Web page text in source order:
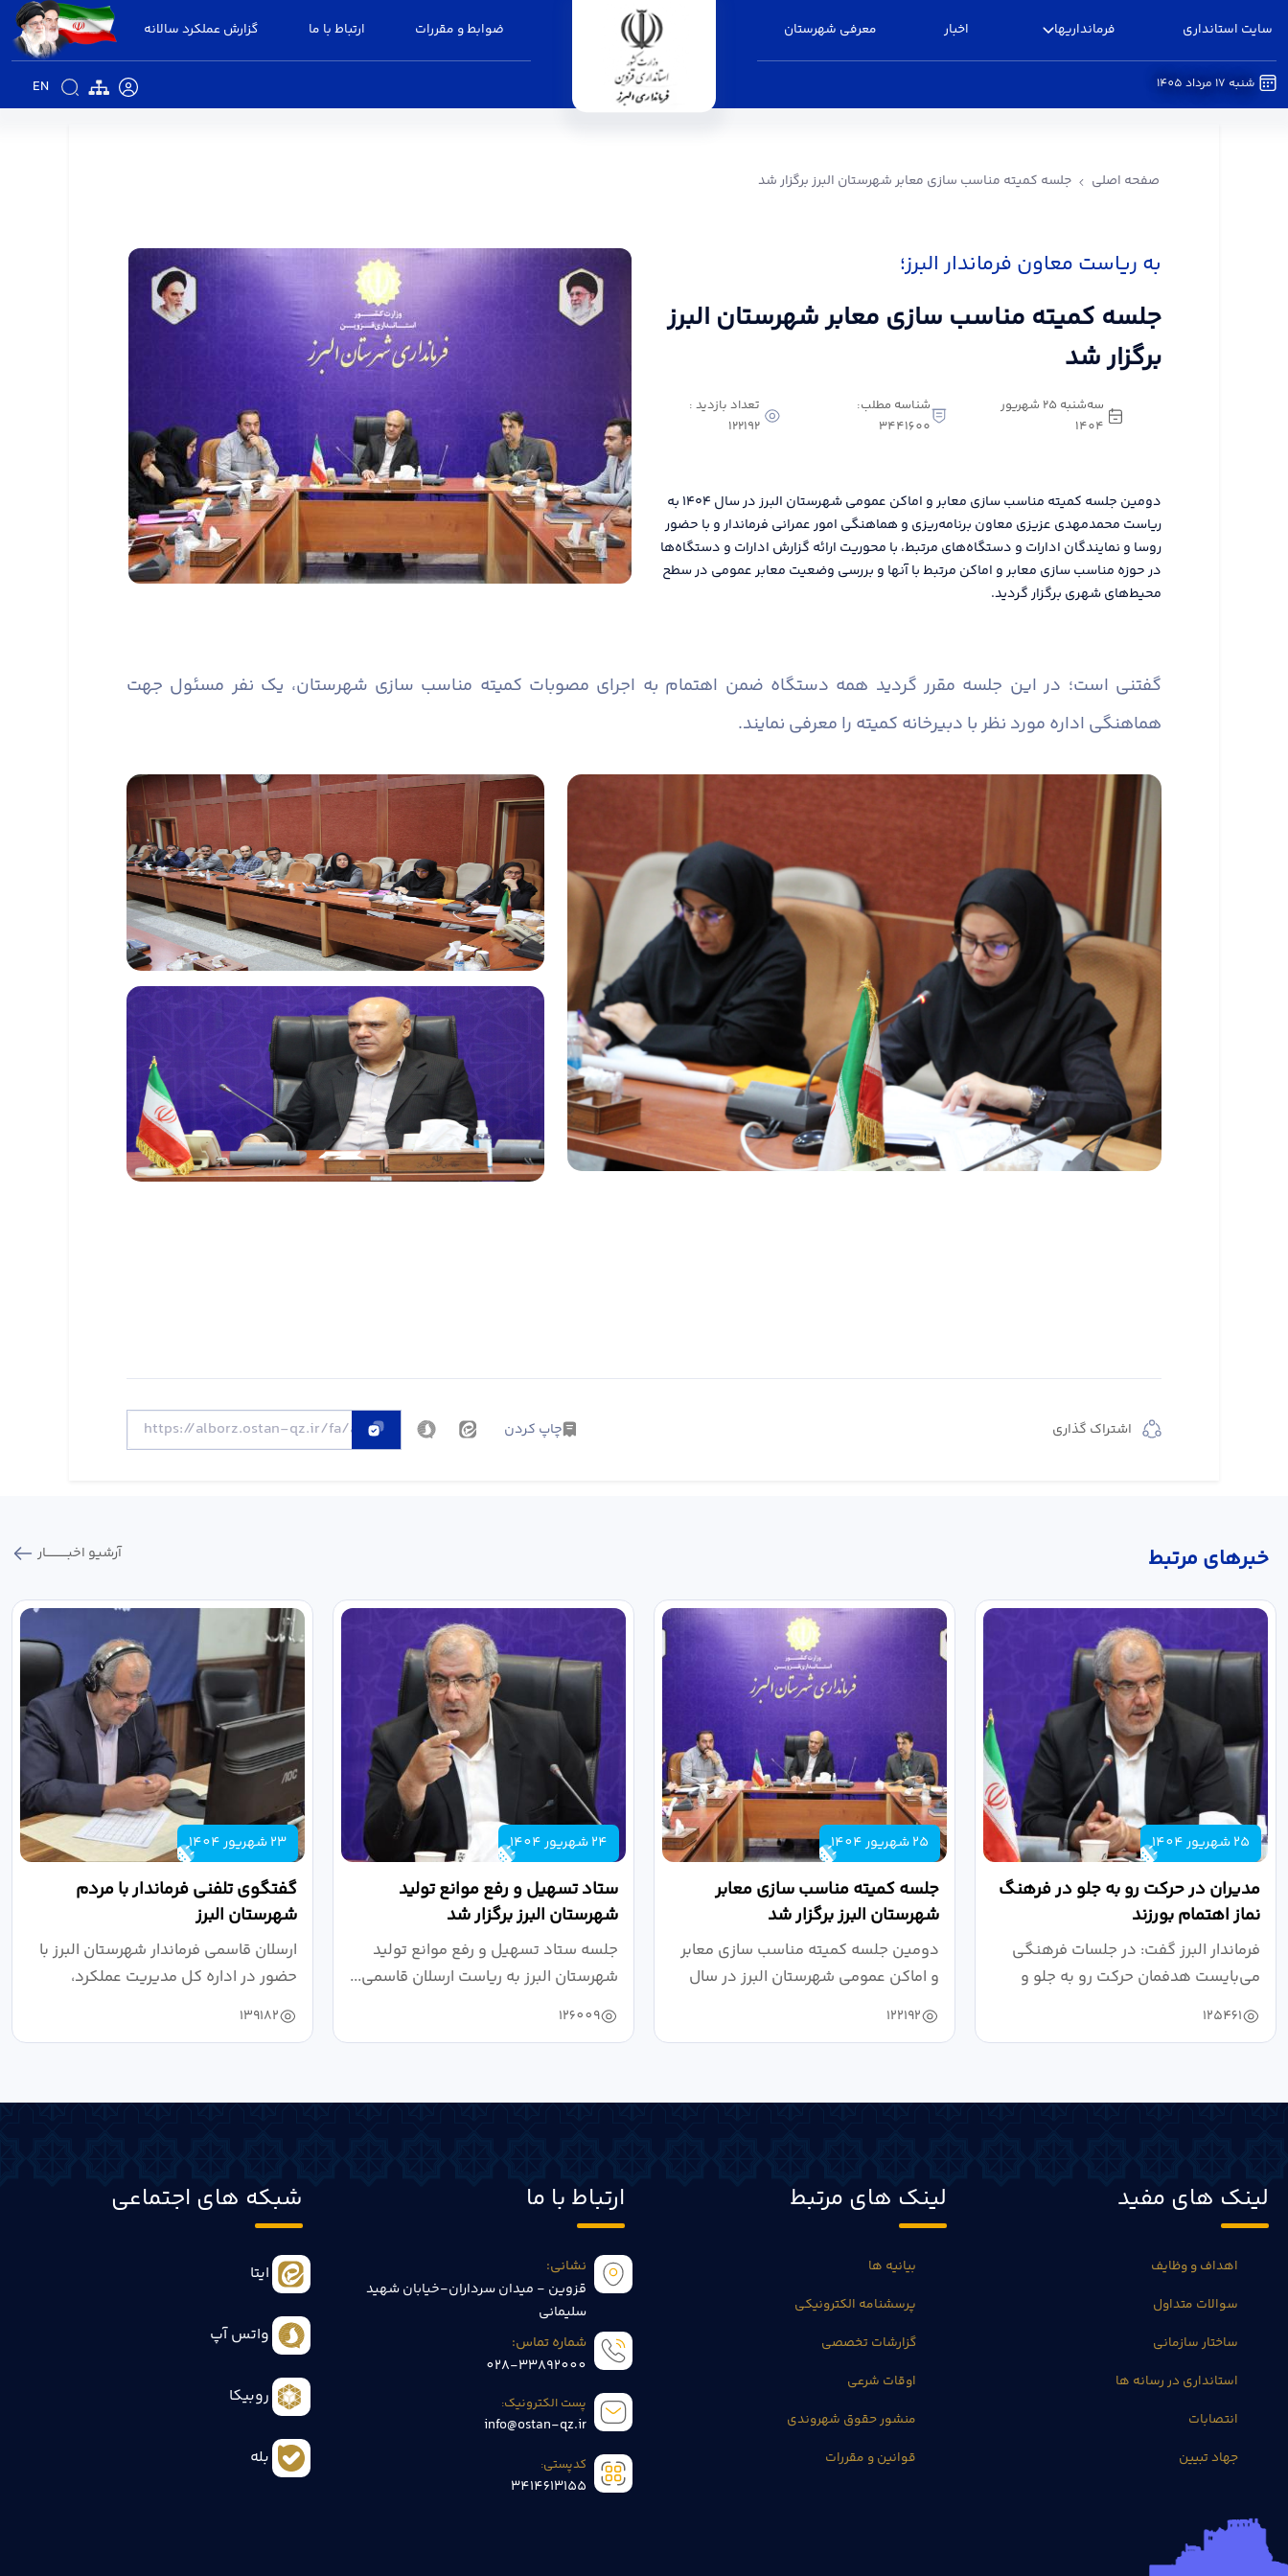
سایت استانداری فرمانداریها اخبار معرفی شهرستان ضوابط و مقررات ارتباط با ما گزارش عملکرد سالانه
EN شنبه 17 مرداد 1405
صفحه اصلی جلسه کمیته مناسب سازی معابر شهرستان البرز برگزار شد
به ریاست معاون فرماندار البرز؛
جلسه کمیته مناسب سازی معابر شهرستان البرز
برگزار شد
سه‌شنبه 25 شهریور
1404
شناسه مطلب:
3441600
تعداد بازدید :
122192
دومین جلسه کمیته مناسب سازی معابر و اماکن عمومی شهرستان البرز در سال ۱۴۰۴ به
ریاست محمدمهدی عزیزی معاون برنامه‌ریزی و هماهنگی امور عمرانی فرماندار و با حضور
روسا و نمایندگان ادارات و دستگاه‌های مرتبط، با محوریت ارائه گزارش ادارات و دستگاه‌ها
در حوزه مناسب سازی معابر و اماکن مرتبط با آنها و بررسی وضعیت معابر عمومی در سطح
محیط‌های شهری برگزار گردید.
گفتنی است؛ در این جلسه مقرر گردید همه دستگاه ضمن اهتمام به اجرای مصوبات کمیته مناسب سازی شهرستان، یک نفر مسئول جهت
هماهنگی اداره مورد نظر با دبیرخانه کمیته را معرفی نمایند.
اشتراک گذاری چاپ کردن
خبر‌های مرتبط آرشیو اخبـــــــــــار
25 شهریور 1404
مدیران در حرکت رو به جلو در فرهنگ
نماز اهتمام بورزند
فرماندار البرز گفت: در جلسات فرهنگی
می‌بایست هدفمان حرکت رو به جلو و
دستیابی...
125461
25 شهریور 1404
جلسه کمیته مناسب سازی معابر
شهرستان البرز برگزار شد
دومین جلسه کمیته مناسب سازی معابر
و اماکن عمومی شهرستان البرز در سال
۱۴۰۴ به...
122192
24 شهریور 1404
ستاد تسهیل و رفع موانع تولید
شهرستان البرز برگزار شد
جلسه ستاد تسهیل و رفع موانع تولید
شهرستان البرز به ریاست ارسلان قاسمی...
126009
23 شهریور 1404
گفتگوی تلفنی فرماندار با مردم
شهرستان البرز
ارسلان قاسمی فرماندار شهرستان البرز با
حضور در اداره کل مدیریت عملکرد،
بازرسی...
139182
لینک های مفید
اهداف و وظایف
سوالات متداول
ساختار سازمانی
استانداری در رسانه ها
انتصابات
جهاد تبیین
لینک های مرتبط
بیانیه ها
پرسشنامه الکترونیکی
گزارشات تخصصی
اوقات شرعی
منشور حقوق شهروندی
قوانین و مقررات
ارتباط با ما
نشانی:
قزوین - میدان سرداران-خیابان شهید
سلیمانی
شماره تماس:
028-33892000
پست الکترونیک:
info@ostan-qz.ir
کدپستی:
3414613155
شبکه های اجتماعی
ایتا
واتس آپ
روبیکا
بله